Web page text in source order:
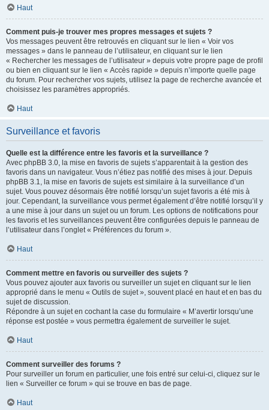
Haut
Comment puis-je trouver mes propres messages et sujets ?
Vos messages peuvent être retrouvés en cliquant sur le lien « Voir vos
messages » dans le panneau de l’utilisateur, en cliquant sur le lien
« Rechercher les messages de l’utilisateur » depuis votre propre page de profil
ou bien en cliquant sur le lien « Accès rapide » depuis n’importe quelle page
du forum. Pour rechercher vos sujets, utilisez la page de recherche avancée et
choisissez les paramètres appropriés.
Haut
Surveillance et favoris
Quelle est la différence entre les favoris et la surveillance ?
Avec phpBB 3.0, la mise en favoris de sujets s’apparentait à la gestion des
favoris dans un navigateur. Vous n’étiez pas notifié des mises à jour. Depuis
phpBB 3.1, la mise en favoris de sujets est similaire à la surveillance d’un
sujet. Vous pouvez désormais être notifié lorsqu’un sujet favoris a été mis à
jour. Cependant, la surveillance vous permet également d’être notifié lorsqu’il y
a une mise à jour dans un sujet ou un forum. Les options de notifications pour
les favoris et les surveillances peuvent être configurées depuis le panneau de
l’utilisateur dans l’onglet « Préférences du forum ».
Haut
Comment mettre en favoris ou surveiller des sujets ?
Vous pouvez ajouter aux favoris ou surveiller un sujet en cliquant sur le lien
approprié dans le menu « Outils de sujet », souvent placé en haut et en bas du
sujet de discussion.
Répondre à un sujet en cochant la case du formulaire « M’avertir lorsqu’une
réponse est postée » vous permettra également de surveiller le sujet.
Haut
Comment surveiller des forums ?
Pour surveiller un forum en particulier, une fois entré sur celui-ci, cliquez sur le
lien « Surveiller ce forum » qui se trouve en bas de page.
Haut